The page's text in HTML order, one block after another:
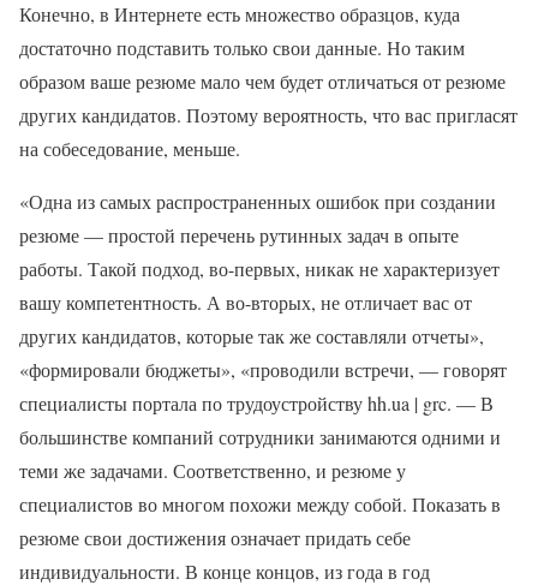
Конечно, в Интернете есть множество образцов, куда
достаточно подставить только свои данные. Но таким
образом ваше резюме мало чем будет отличаться от резюме
других кандидатов. Поэтому вероятность, что вас пригласят
на собеседование, меньше.
«Одна из самых распространенных ошибок при создании
резюме — простой перечень рутинных задач в опыте
работы. Такой подход, во-первых, никак не характеризует
вашу компетентность. А во-вторых, не отличает вас от
других кандидатов, которые так же составляли отчеты»,
«формировали бюджеты», «проводили встречи, — говорят
специалисты портала по трудоустройству hh.ua | grc. — В
большинстве компаний сотрудники занимаются одними и
теми же задачами. Соответственно, и резюме у
специалистов во многом похожи между собой. Показать в
резюме свои достижения означает придать себе
индивидуальности. В конце концов, из года в год